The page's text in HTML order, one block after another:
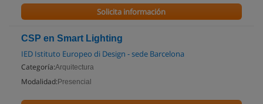
Solicita información
CSP en Smart Lighting
IED Istituto Europeo di Design - sede Barcelona
Categoría:Arquitectura
Modalidad: Presencial